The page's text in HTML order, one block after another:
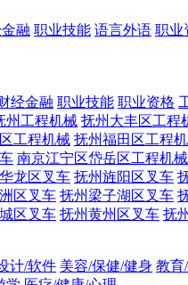
融 职业技能 语言外语 职业
经金融 职业技能 职业资格
州工程机械 抚州大丰区工程
工程机械 抚州福田区工程
南京江宁区岱岳区工程机械
龙区叉车 抚州旌阳区叉车
区叉车 抚州梁子湖区叉车
区叉车 抚州黄州区叉车 抚
计/软件 美容/保健/健身 教育